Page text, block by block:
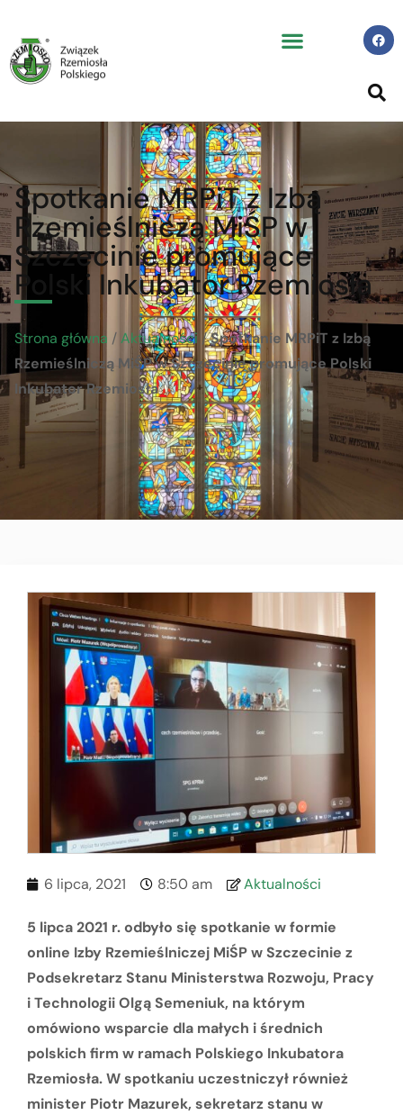
Spotkanie MRPiT z Izbą
Rzemieślniczą MiŚP w
Szczecinie promujące
Polski Inkubator Rzemiosła
Strona główna /Aktualności /Spotkanie MRPiT z Izbą
Rzemieślniczą MiŚP w Szczecinie promujące Polski
Inkubator Rzemiosła
6 lipca, 2021 8:50 am Aktualności
5 lipca 2021 r. odbyło się spotkanie w formie
online Izby Rzemieślniczej MiŚP w Szczecinie z
Podsekretarz Stanu Ministerstwa Rozwoju, Pracy
i Technologii Olgą Semeniuk, na którym
omówiono wsparcie dla małych i średnich
polskich firm w ramach Polskiego Inkubatora
Rzemiosła. W spotkaniu uczestniczył również
minister Piotr Mazurek, sekretarz stanu w